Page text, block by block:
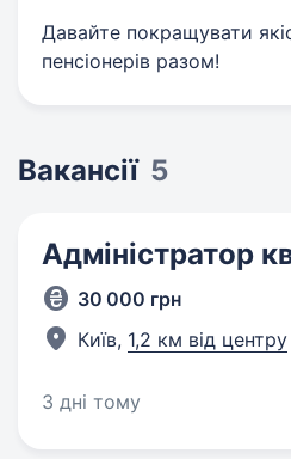
Давайте покращувати
пенсіонерів разом!
Вакансії 5
Адміністратор
30 000 грн
Київ, 1,2 км від центру
3 дні тому